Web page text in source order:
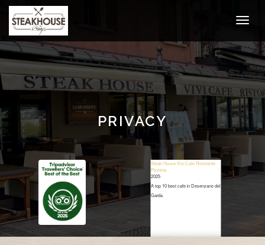
PRIVACY
Steak House Vivi Cafe Ristorante -
Pizzeria
2025
A top 10 best cafe in Desenzano del
Garda
Restaurant Guru